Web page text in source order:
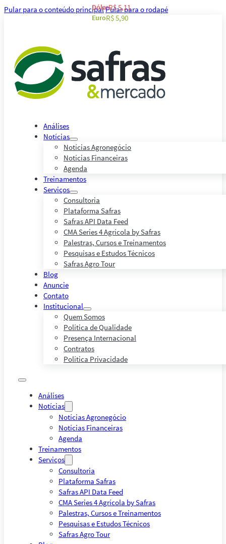
Pular para o conteúdo principalPular para o rodapé
Análises
Notícias
Notícias Agronegócio
Notícias Financeiras
Agenda
Treinamentos
Serviços
Consultoria
Plataforma Safras
Safras API Data Feed
CMA Series 4 Agrícola by Safras
Palestras, Cursos e Treinamentos
Pesquisas e Estudos Técnicos
Safras Agro Tour
Blog
Anuncie
Contato
Institucional
Quem Somos
Política de Qualidade
Presença Internacional
Contratos
Política Privacidade
Análises
Notícias
Notícias Agronegócio
Notícias Financeiras
Agenda
Treinamentos
Serviços
Consultoria
Plataforma Safras
Safras API Data Feed
CMA Series 4 Agrícola by Safras
Palestras, Cursos e Treinamentos
Pesquisas e Estudos Técnicos
Safras Agro Tour
DólarR$ 5,11
EuroR$ 5,90